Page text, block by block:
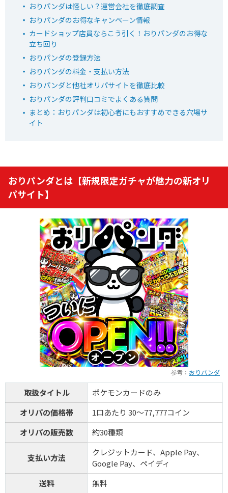
公式LINE連携で初回最大90％OFF！
おりパンダ公式サイトを見る
オリパワン
2周年大感謝祭イベント開催中！
初回限定LINEクーポン配布中！
新規限定でアド確5種が引ける
下記招待コードで最大1,500コイン！
オリパワン公式サイトを見る
オリくじ
TVCM記念超還元イベント開幕
LINEクーポンで最大90%OFF
毎日無料ガチャが引ける
還元率115％超えのオリパが毎日登場！
オリくじ公式サイトを見る
TORAオリパ
1周年記念イベント開催中！
新規登録限定で最大90％OFF
新規限定5種類のアド確が引ける
還元率110%超の限定ガチャが引ける！
TORAオリパ公式サイトを見る
おりパンダは怪しい？運営会社を徹底調査
おりパンダのお得なキャンペーン情報
カードショップ店員ならこう引く！おりパンダのお得な
立ち回り
おりパンダの登録方法
おりパンダの料金・支払い方法
おりパンダと他社オリパサイトを徹底比較
おりパンダの評判口コミでよくある質問
まとめ：おりパンダは初心者にもおすすめできる穴場サ
イト
おりパンダとは【新規限定ガチャが魅力の新オリ
パサイト】
参考： おりパンダ
取扱タイトル
ポケモンカードのみ
オリパの価格帯
1口あたり 30～77,777コイン
オリパの販売数
約30種類
支払い方法
クレジットカード、Apple Pay、
Google Pay、ペイディ
送料
無料